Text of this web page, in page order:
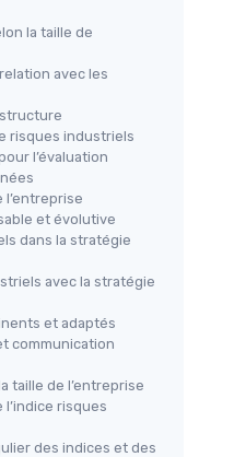
la taille de
avec les
risques industriels
l’évaluation
l’entreprise
et évolutive
dans la stratégie
avec la stratégie
et adaptés
communication
taille de l’entreprise
risques
des indices et des